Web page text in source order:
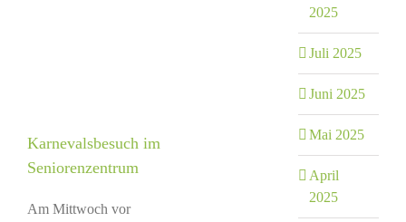
Karnevalsbesuch im
Seniorenzentrum
Am Mittwoch vor
2025
Juli 2025
Juni 2025
Mai 2025
April
2025